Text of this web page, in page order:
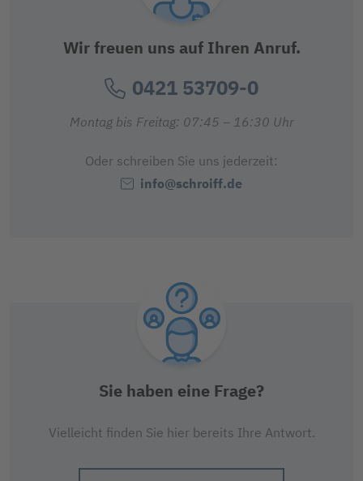
Wir freuen uns auf Ihren Anruf.
0421 53709-0
Montag bis Freitag: 07:45 – 16:30 Uhr
Oder schreiben Sie uns jederzeit:
info@schroiff.de
Sie haben eine Frage?
Vielleicht finden Sie hier bereits Ihre Antwort.